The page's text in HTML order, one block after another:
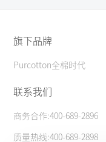
旗下品牌
Purcotton全棉时代
联系我们
商务合作:400-689-2896
质量热线:400-689-2898